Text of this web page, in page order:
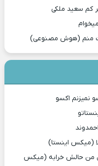
کم سعید ملکی
منم (هوش مصنوعی)
نمیزنم اکسو
(میکس اینستا)
من حالش خرابه (میکس